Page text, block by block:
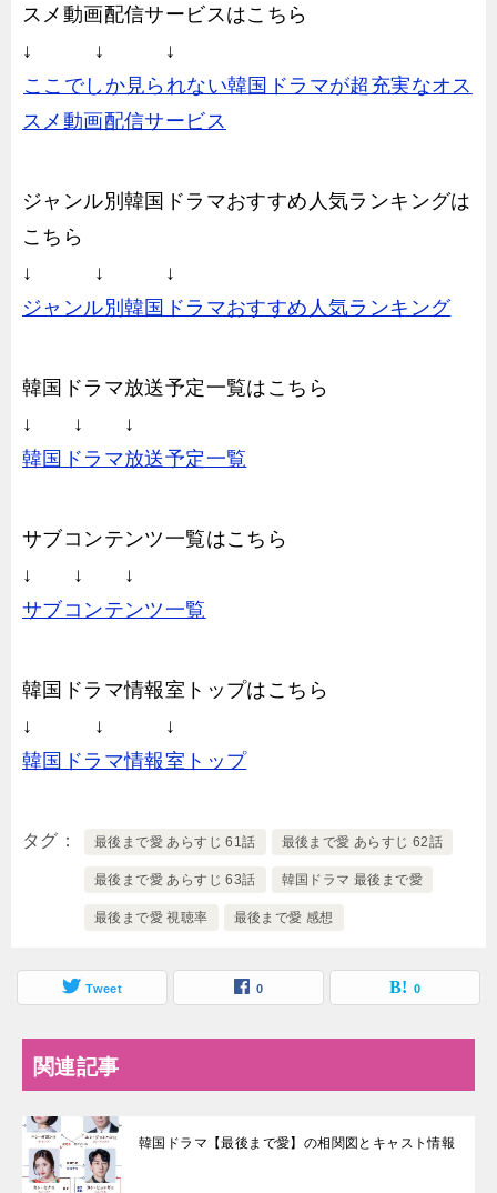
スメ動画配信サービスはこちら
↓ ↓ ↓
ここでしか見られない韓国ドラマが超充実なオス
スメ動画配信サービス
ジャンル別韓国ドラマおすすめ人気ランキングは
こちら
↓ ↓ ↓
ジャンル別韓国ドラマおすすめ人気ランキング
韓国ドラマ放送予定一覧はこちら
↓ ↓ ↓
韓国ドラマ放送予定一覧
サブコンテンツ一覧はこちら
↓ ↓ ↓
サブコンテンツ一覧
韓国ドラマ情報室トップはこちら
↓ ↓ ↓
韓国ドラマ情報室トップ
タグ 最後まで愛 あらすじ 61話 最後まで愛 あらすじ 62話
最後まで愛 あらすじ 63話 韓国ドラマ 最後まで愛
最後まで愛 視聴率 最後まで愛 感想
Tweet 0 0
関連記事
韓国ドラマ【最後まで愛】の相関図とキャスト情報